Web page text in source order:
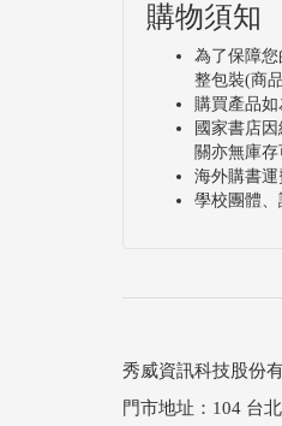
購物須知
為了保障
整包裝(商
購買產品
國家書店
關亦無庫
海外購書
學校團體
秀威資訊科技股份
門市地址：104 台